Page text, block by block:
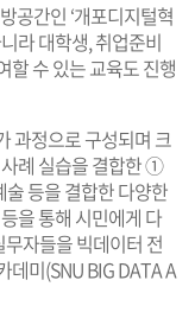
공간인 ‘개포디지털혁
라 대학생, 취업준비
할 수 있는 교육도 진행
과정으로 구성되며 크
례 실습을 결합한 ①
등을 결합한 다양한
을 통해 시민에게 다
자들을 빅데이터 전
미(SNU BIG DATA A